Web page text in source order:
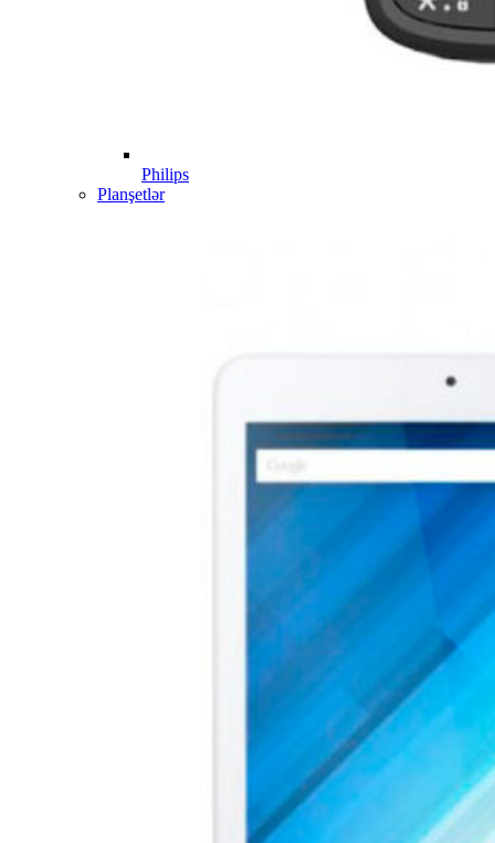
Philips
Planşetlər